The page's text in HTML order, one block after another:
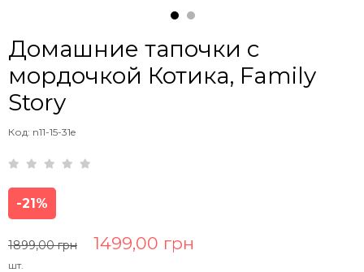
Домашние тапочки с
мордочкой Котика, Family
Story
Код: n11-15-31e
-21%
1899,00 грн 1499,00 грн
шт.